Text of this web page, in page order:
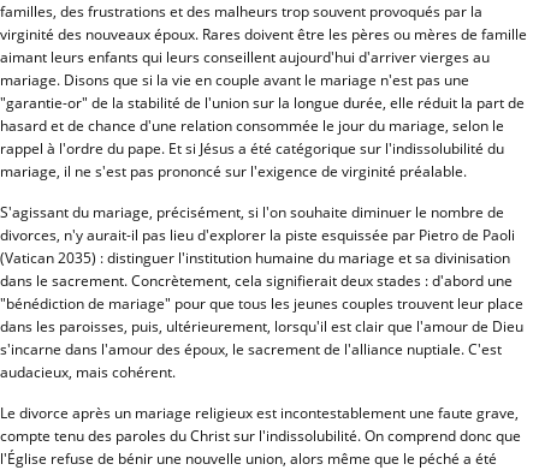
familles, des frustrations et des malheurs trop souvent provoqués par la
virginité des nouveaux époux. Rares doivent être les pères ou mères de famille
aimant leurs enfants qui leurs conseillent aujourd'hui d'arriver vierges au
mariage. Disons que si la vie en couple avant le mariage n'est pas une
"garantie-or" de la stabilité de l'union sur la longue durée, elle réduit la part de
hasard et de chance d'une relation consommée le jour du mariage, selon le
rappel à l'ordre du pape. Et si Jésus a été catégorique sur l'indissolubilité du
mariage, il ne s'est pas prononcé sur l'exigence de virginité préalable.
S'agissant du mariage, précisément, si l'on souhaite diminuer le nombre de
divorces, n'y aurait-il pas lieu d'explorer la piste esquissée par Pietro de Paoli
(Vatican 2035) : distinguer l'institution humaine du mariage et sa divinisation
dans le sacrement. Concrètement, cela signifierait deux stades : d'abord une
"bénédiction de mariage" pour que tous les jeunes couples trouvent leur place
dans les paroisses, puis, ultérieurement, lorsqu'il est clair que l'amour de Dieu
s'incarne dans l'amour des époux, le sacrement de l'alliance nuptiale. C'est
audacieux, mais cohérent.
Le divorce après un mariage religieux est incontestablement une faute grave,
compte tenu des paroles du Christ sur l'indissolubilité. On comprend donc que
l'Église refuse de bénir une nouvelle union, alors même que le péché a été